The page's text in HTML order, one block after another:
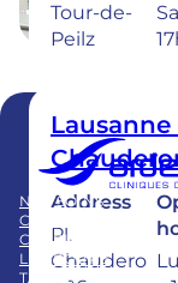
Tour-de-
Peilz
Lausanne
Address
Pl.
Chaudero
NOS SOINS
CLINIQUES
CARRIÈRE
LE GROUPE
TARIFS